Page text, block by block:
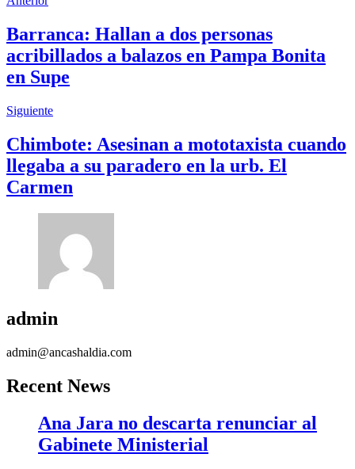
Barranca: Hallan a dos personas
acribillados a balazos en Pampa Bonita
en Supe
Siguiente
Chimbote: Asesinan a mototaxista cuando
llegaba a su paradero en la urb. El
Carmen
admin
admin@ancashaldia.com
Recent News
Ana Jara no descarta renunciar al
Gabinete Ministerial